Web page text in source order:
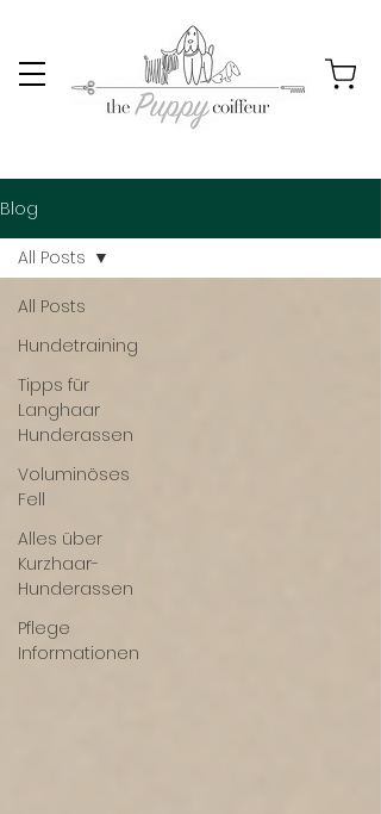
Blog
All Posts
Hundetraining
Tipps für
Langhaar
Hunderassen
Voluminöses
Fell
Alles über
Kurzhaar-
Hunderassen
Pflege
Informationen
All Posts